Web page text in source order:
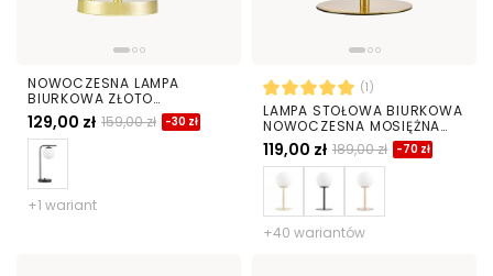
NOWOCZESNA LAMPA
BIURKOWA ZŁOTO
KLASYCZNE TESO W1
129,00 zł 159,00 zł -30 zł
+1 wariant
(1)
LAMPA STOŁOWA BIURKOWA
NOWOCZESNA MOSIĘŻNA
BIAŁA KULA FREDICA
119,00 zł 189,00 zł -70 zł
+40 wariantów